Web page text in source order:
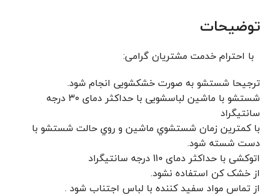
توضیحات
با احترام خدمت مشتریان گرامی:
ترجیحا شستشو به صورت خشکشویی انجام شود.
شستشو با ماشین لباسشویی با حداکثر دمای ۳۰ درجه
سانتیگراد
با کمترين زمان شستشوي ماشين و روي حالت شستشو با
دست شسته شود.
اتوکشی با حداکثر دمای 110 درجه سانتیگراد
از خشک کن استفاده نشود.
از تماس مواد سفید کننده با لباس اجتناب شود .